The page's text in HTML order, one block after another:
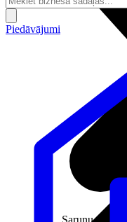
Sarunu
Piedāvājumi